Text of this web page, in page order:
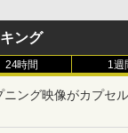
ング
24時間 1週
ニング映像がカプセ